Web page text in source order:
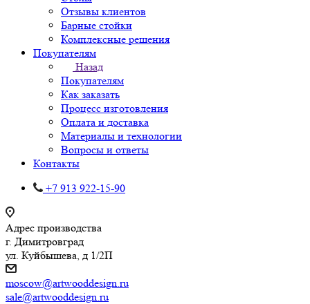
Отзывы клиентов
Барные стойки
Комплексные решения
Покупателям
Назад
Покупателям
Как заказать
Процесс изготовления
Оплата и доставка
Материалы и технологии
Вопросы и ответы
Контакты
+7 913 922-15-90
Адрес производства
г. Димитровград
ул. Куйбышева, д 1/2П
moscow@artwooddesign.ru
sale@artwooddesign.ru